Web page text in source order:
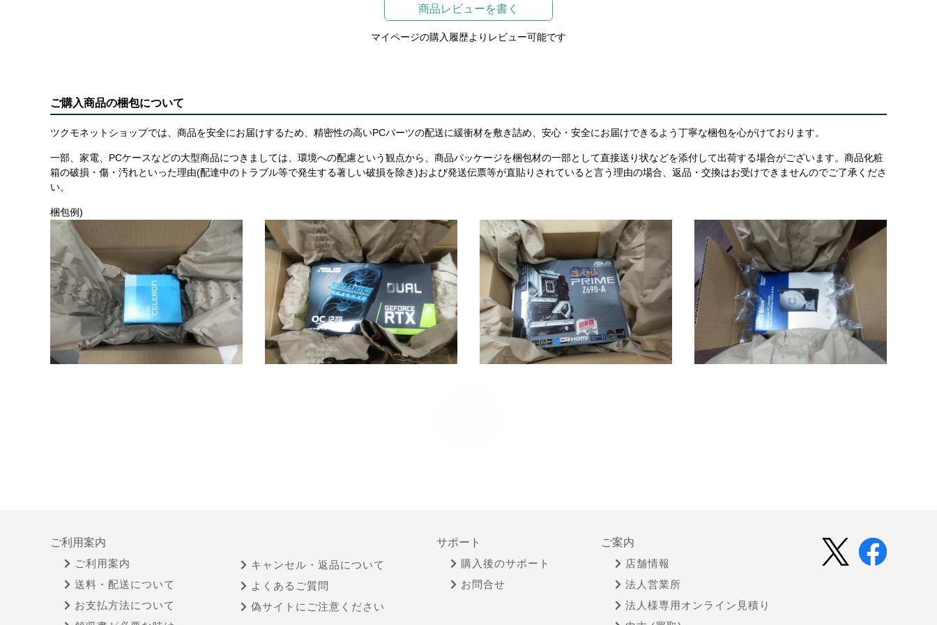
商品レビューを書く
マイページの購入履歴よりレビュー可能です
ご購入商品の梱包について
ツクモネットショップでは、商品を安全にお届けするため、精密性の高いPCパーツの配送に緩衝材を敷き詰め、安心・安全にお届けできるよう丁寧な梱包を心がけております。
一部、家電、PCケースなどの大型商品につきましては、環境への配慮という観点から、商品パッケージを梱包材の一部として直接送り状などを添付して出荷する場合がございます。商品化粧
箱の破損・傷・汚れといった理由(配達中のトラブル等で発生する著しい破損を除き)および発送伝票等が直貼りされていると言う理由の場合、返品・交換はお受けできませんのでご了承くださ
い。
梱包例)
ご利用案内
ご利用案内
送料・配送について
お支払方法について
キャンセル・返品について
よくあるご質問
偽サイトにご注意ください
サポート
購入後のサポート
お問合せ
ご案内
店舗情報
法人営業所
法人様専用オンライン見積り